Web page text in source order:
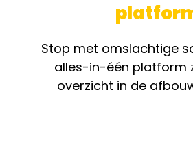
Stop met omslachtige
alles-in-één platform
overzicht in de